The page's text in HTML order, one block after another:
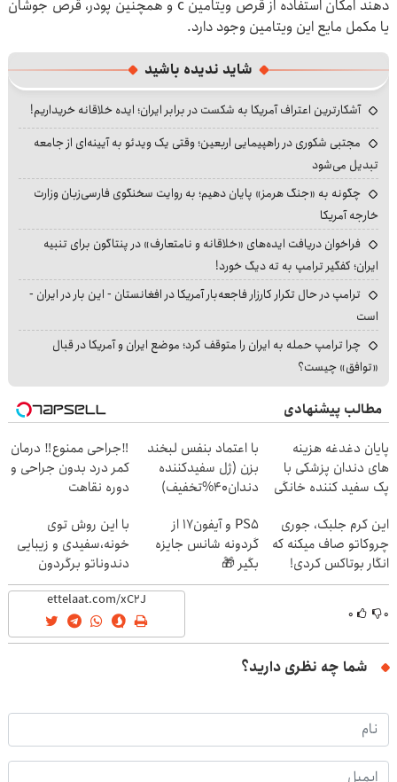
دهند امکان استفاده از قرص ویتامین c و همچنین پودر، قرص جوشان
یا مکمل مایع این ویتامین وجود دارد.
شاید ندیده باشید
آشکارترین اعتراف آمریکا به شکست در برابر ایران؛ ایده خلاقانه خریداریم!
مجتبی شکوری در راهپیمایی اربعین؛ وقتی یک ویدئو به آیینه‌ای از جامعه
تبدیل می‌شود
چگونه به «جنگ هرمز» پایان دهیم؛ به روایت سخنگوی فارسی‌زبان وزارت
خارجه آمریکا
فراخوان دریافت ایده‌های «خلاقانه و نامتعارف» در پنتاگون برای تنبیه
ایران؛ کفگیر ترامپ به ته دیگ خورد!
ترامپ در حال تکرار کارزار فاجعه‌بار آمریکا در افغانستان - این بار در ایران -
است
چرا ترامپ حمله به ایران را متوقف کرد؛ موضع ایران و آمریکا در قبال
«توافق» چیست؟
مطالب پیشنهادی
پایان دغدغه هزینه
های دندان پزشکی با
پک سفید کننده خانگی
با اعتماد بنفس لبخند
بزن (ژل سفیدکننده
دندان40%تخفیف)
‼️جراحی ممنوع‼️ درمان
کمر درد بدون جراحی و
دوره نقاهت
این کرم جلبک، جوری
چروکاتو صاف میکنه که
انگار بوتاکس کردی!
(تخفیف ویژه)
PS5 و آیفون17 از
گردونه شانس جایزه
بگیر 🎁
با این روش توی
خونه،سفیدی و زیبایی
دندوناتو برگردون
(40%off)
۰ ۰
شما چه نظری دارید؟